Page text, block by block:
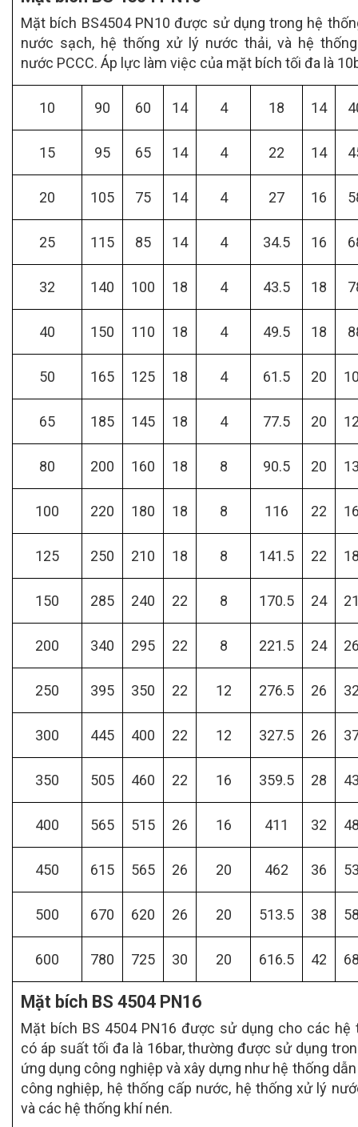
Mặt bích BS4504 PN10 được sử dụng trong hệ
nước sạch, hệ thống xử lý nước thải, và hệ
nước PCCC. Áp lực làm việc của mặt bích tối đa là
10 90 60 14 4 18 14
15 95 65 14 4 22 14
20 105 75 14 4 27 16
25 115 85 14 4 34.5 16
32 140 100 18 4 43.5 18
40 150 110 18 4 49.5 18
50 165 125 18 4 61.5 20
65 185 145 18 4 77.5 20
80 200 160 18 8 90.5 20
100 220 180 18 8 116 22
125 250 210 18 8 141.5 22
150 285 240 22 8 170.5 24
200 340 295 22 8 221.5 24
250 395 350 22 12 276.5 26
300 445 400 22 12 327.5 26
350 505 460 22 16 359.5 28
400 565 515 26 16 411 32
450 615 565 26 20 462 36
500 670 620 26 20 513.5 38
600 780 725 30 20 616.5 42
Mặt bích BS 4504 PN16
Mặt bích BS 4504 PN16 được sử dụng cho các hệ
có áp suất tối đa là 16bar, thường được sử dụng
ứng dụng công nghiệp và xây dựng như hệ thống
công nghiệp, hệ thống cấp nước, hệ thống xử lý
và các hệ thống khí nén.